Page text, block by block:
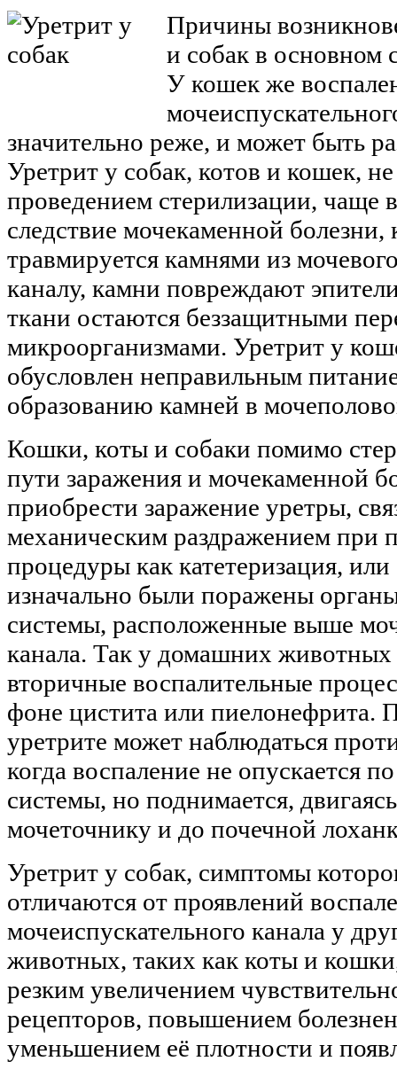
Причины
и собак в основном
У кошек же
значительно реже, и может быть
Уретрит у собак, котов и кошек,
проведением стерилизации, чаще
следствие мочекаменной болезни,
травмируется камнями из
каналу, камни повреждают
ткани остаются беззащитными
микроорганизмами. Уретрит у
обусловлен неправильным
образованию камней в
Кошки, коты и собаки помимо
пути заражения и мочекаменной
приобрести заражение уретры,
механическим раздражением при
процедуры как катетеризация,
изначально были поражены
системы, расположенные выше
канала. Так у домашних животных
вторичные воспалительные
фоне цистита или пиелонефрита.
уретрите может наблюдаться
когда воспаление не опускается
системы, но поднимается,
мочеточнику и до почечной
Уретрит у собак, симптомы
отличаются от проявлений
мочеиспускательного канала у
животных, таких как коты и
резким увеличением
рецепторов, повышением
уменьшением её плотности и